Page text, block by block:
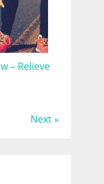
– Relieve
Next »